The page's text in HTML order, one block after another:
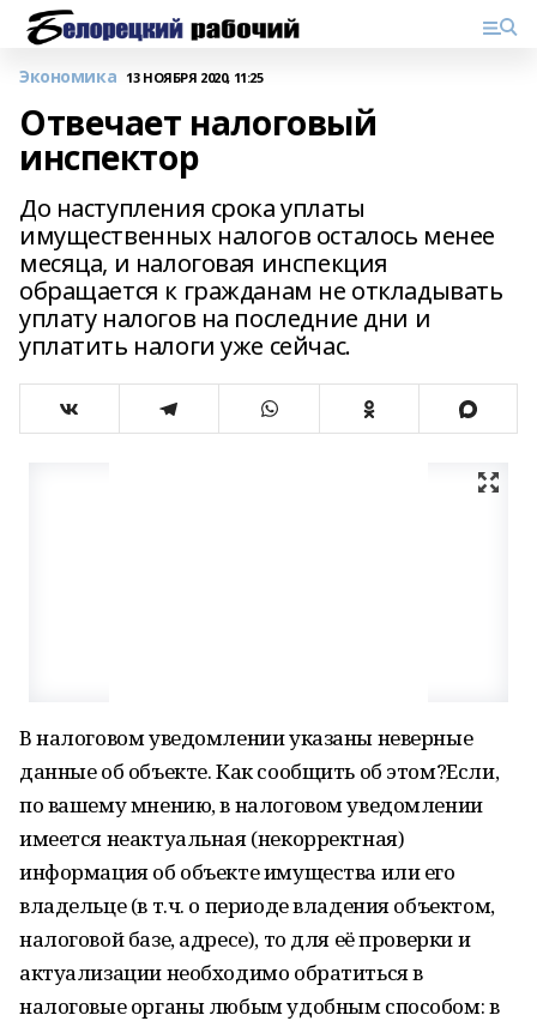
Экономика 13 НОЯБРЯ 2020, 11:25
Отвечает налоговый
инспектор
До наступления срока уплаты
имущественных налогов осталось менее
месяца, и налоговая инспекция
обращается к гражданам не откладывать
уплату налогов на последние дни и
уплатить налоги уже сейчас.
В налоговом уведомлении указаны неверные
данные об объекте. Как сообщить об этом?Если,
по вашему мнению, в налоговом уведомлении
имеется неактуальная (некорректная)
информация об объекте имущества или его
владельце (в т.ч. о периоде владения объектом,
налоговой базе, адресе), то для её проверки и
актуализации необходимо обратиться в
налоговые органы любым удобным способом: в